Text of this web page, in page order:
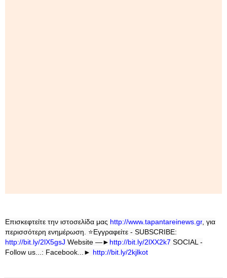
Επισκεφτείτε την ιστοσελίδα μας http://www tapantareinews gr , για
περισσότερη ενημέρωση. ⭐Εγγραφείτε - SUBSCRIBE:
http://bit.ly/2lX5gsJ Website —► http://bit.ly/2lXX2k7 SOCIAL -
Follow us...: Facebook...► http://bit.ly/2kjlkot